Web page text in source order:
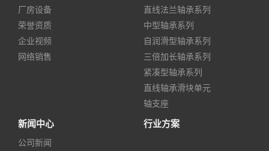
厂房设备
荣誉资质
企业视频
网络销售
直线法兰轴承系列
中型轴承系列
自润滑型轴承系列
三倍加长轴承系列
紧凑型轴承系列
直线轴承滑块单元
轴支座
新闻中心
公司新闻
行业方案